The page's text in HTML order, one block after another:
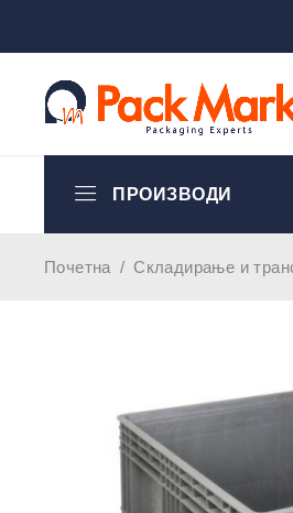
ПРОИЗВОДИ
Почетна / Складирање и